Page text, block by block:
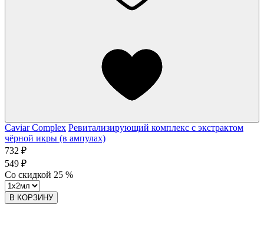
Caviar Complex Ревитализирующий комплекс с экстрактом
чёрной икры (в ампулах)
732 ₽
549 ₽
Со скидкой 25 %
В КОРЗИНУ